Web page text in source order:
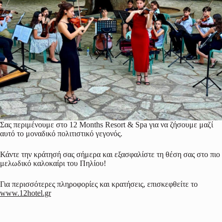
Σας περιμένουμε στο 12 Months Resort & Spa για να ζήσουμε μαζί
αυτό το μοναδικό πολιτιστικό γεγονός.
Κάντε την κράτησή σας σήμερα και εξασφαλίστε τη θέση σας στο πιο
μελωδικό καλοκαίρι του Πηλίου!
Για περισσότερες πληροφορίες και κρατήσεις, επισκεφθείτε το
www.12hotel.gr